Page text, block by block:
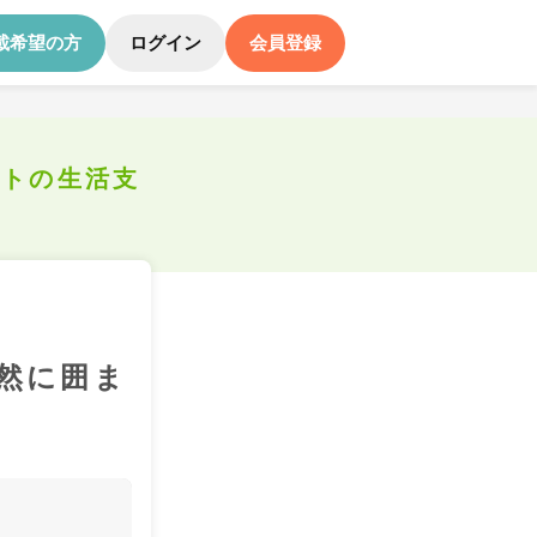
希望の方 ログイン 会員登録
の生活支
に囲ま